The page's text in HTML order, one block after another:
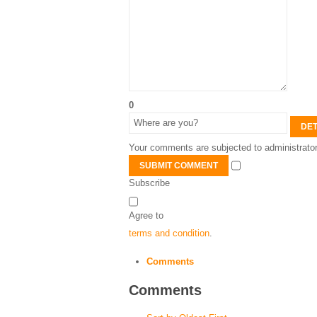
0
Your comments are subjected to
SUBMIT COMMENT
Subscribe
Agree to
terms and condition
Comments
Comments